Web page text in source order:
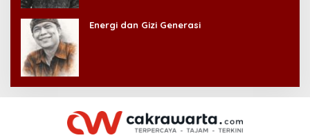
Energi dan Gizi Generasi